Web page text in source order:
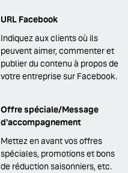
URL Facebook
Indiquez aux clients où ils
peuvent aimer, commenter et
publier du contenu à propos de
votre entreprise sur Facebook.
Offre spéciale/Message
d'accompagnement
Mettez en avant vos offres
spéciales, promotions et bons
de réduction saisonniers, etc.